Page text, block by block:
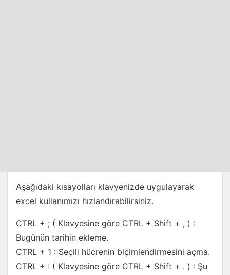
Aşağıdaki kısayolları klavyenizde uygulayarak
excel kullanımızı hızlandırabilirsiniz.
CTRL + ; ( Klavyesine göre CTRL + Shift + , ) :
Bugünün tarihin ekleme.
CTRL + 1 : Seçili hücrenin biçimlendirmesini açma.
CTRL + : ( Klavyesine göre CTRL + Shift + . ) : Şu